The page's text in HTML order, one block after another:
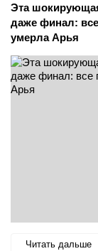
Эта
даже финал:
умерла Арья
Читать дальше